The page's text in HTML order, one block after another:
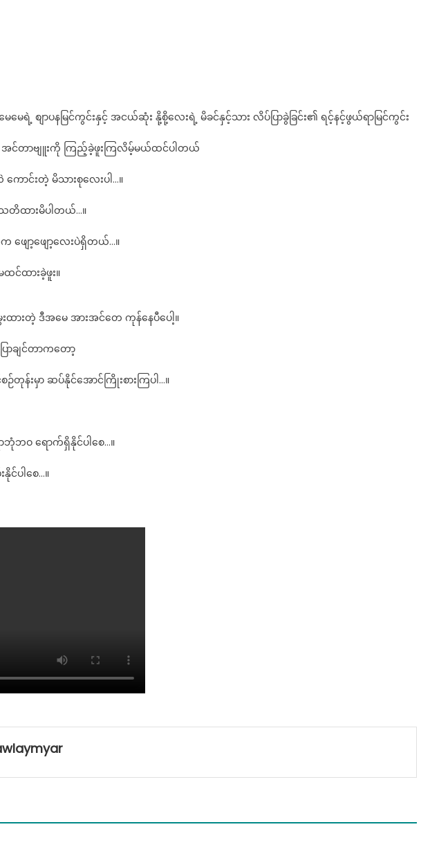
ေရဲ့ စျာပနမြင်ကွင်းနှင့် အငယ်ဆုံး နို့စို့လေးရဲ့ မိခင်နှင့်သား လိပ်ပြာခွဲခြင်း၏ ရင့်နင့်ဖွယ်ရာမြင်ကွင်း
အင်တာဗျူးကို ကြည့်ခဲ့ဖူးကြလိမ့်မယ်ထင်ပါတယ်
ောင်းတဲ့ မိသားစုလေးပါ…။
တိထားမိပါတယ်…။
ဖျော့ဖျော့လေးပဲရှိတယ်…။
ထားခဲ့ဖူး။
တဲ့ ဒီအမေ အားအင်တေ ကုန်နေပီပေါ့။
ချင်တာကတော့
န်းမှာ ဆပ်နိုင်အောင်ကြိုးစားကြပါ…။
ဘုံဘဝ ရောက်ရှိနိုင်ပါစေ…။
င်ပါစေ…။